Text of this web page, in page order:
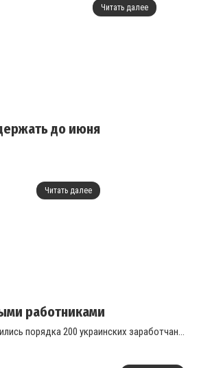
Читать далее
до июня
Читать далее
работниками
порядка 200 украинских заработчан...